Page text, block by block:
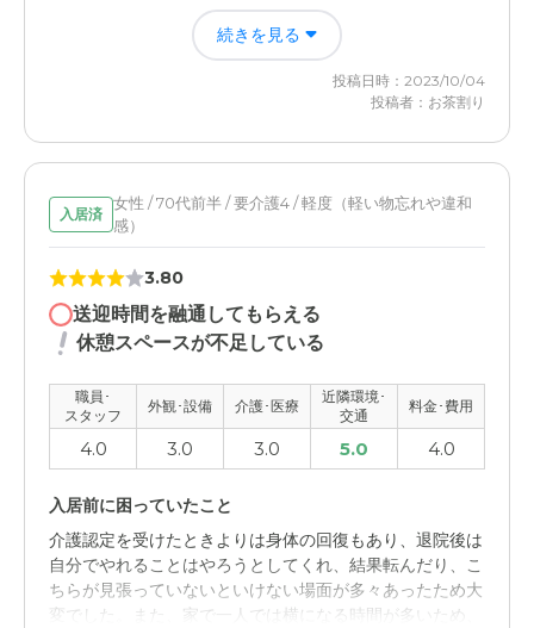
顔を合わせる機会が減ってストレスがたまりにくくなった
こと。入浴介助の必要がなくなったこと。訳のわからない
ことを言ってくることへの相手をしなくなったこと
職員・スタッフ・他入居者の雰囲気について
皆親切でいろいろと世話をしてくれる。他の入居者ともい
外観・内装・居室・設備について
とてもきれいに整えられていて、個室の設備もしっかりあ
って、使いやすいこと。共用部分も広くて良い。
介護医療サービスについて
何かあった時の対応も迅速な感じがする。また、スタッフ
も多く、対応力があるので良い
近隣環境や交通アクセスについて
続きを見る
投稿日時：2023/10/04
投稿者：お茶割り
入居済
女性 / 70代前半 / 要介護4 / 軽度（軽い物忘れや違和
感）
3.80
送迎時間を融通してもらえる
休憩スペースが不足している
職員･
スタッフ
外観･設備 介護･医療
近隣環境･
交通
料金･費用
4.0 3.0 3.0 5.0 4.0
入居前に困っていたこと
介護認定を受けたときよりは身体の回復もあり、退院後は
自分でやれることはやろうとしてくれ、結果転んだり、こ
ちらが見張っていないといけない場面が多々あったため大
変でした。また、家で一人では横になる時間が多いため、